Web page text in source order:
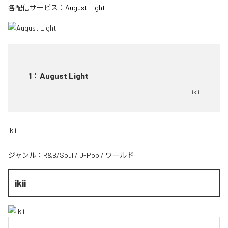
各配信サービス： August Light
1 ： August Light
ikii
ikii
ジャンル： R&B/Soul / J-Pop / ワールド
ikii